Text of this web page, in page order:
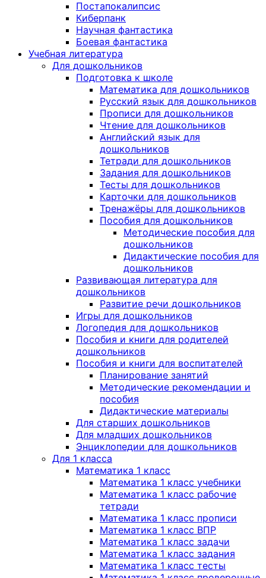
Постапокалипсис
Киберпанк
Научная фантастика
Боевая фантастика
Учебная литература
Для дошкольников
Подготовка к школе
Математика для дошкольников
Русский язык для дошкольников
Прописи для дошкольников
Чтение для дошкольников
Английский язык для
дошкольников
Тетради для дошкольников
Задания для дошкольников
Тесты для дошкольников
Карточки для дошкольников
Тренажёры для дошкольников
Пособия для дошкольников
Методические пособия для
дошкольников
Дидактические пособия для
дошкольников
Развивающая литература для
дошкольников
Развитие речи дошкольников
Игры для дошкольников
Логопедия для дошкольников
Пособия и книги для родителей
дошкольников
Пособия и книги для воспитателей
Планирование занятий
Методические рекомендации и
пособия
Дидактические материалы
Для старших дошкольников
Для младших дошкольников
Энциклопедии для дошкольников
Для 1 класса
Математика 1 класс
Математика 1 класс учебники
Математика 1 класс рабочие
тетради
Математика 1 класс прописи
Математика 1 класс ВПР
Математика 1 класс задачи
Математика 1 класс задания
Математика 1 класс тесты